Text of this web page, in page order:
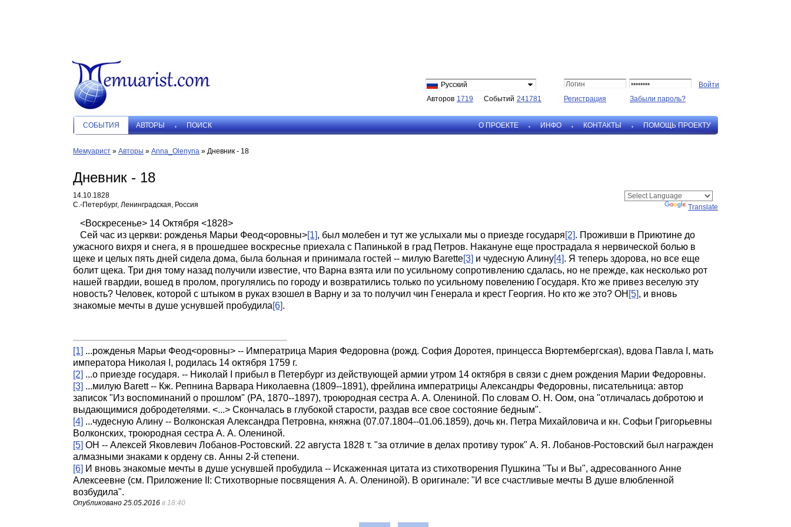
Русский
Авторов 1719 Событий 241781 Регистрация Забыли пароль?
СОБЫТИЯ АВТОРЫ ПОИСК О ПРОЕКТЕ ИНФО КОНТАКТЫ ПОМОЩЬ ПРОЕКТУ
Мемуарист » Авторы » Anna_Olenyna » Дневник - 18
Дневник - 18
14.10.1828
С.-Петербург, Ленинградская, Россия
Translate
<Воскресенье> 14 Октября <1828>
Сей час из церкви: рожденья Марьи Феод<оровны>[1], был молебен и тут же услыхали мы о приезде государя[2]. Проживши в Приютине до
ужасного вихря и снега, я в прошедшее воскреснье приехала с Папинькой в град Петров. Накануне еще прострадала я нервической болью в
щеке и целых пять дней сидела дома, была больная и принимала гостей -- милую Barette[3] и чудесную Алину[4]. Я теперь здорова, но все еще
болит щека. Три дня тому назад получили известие, что Варна взята или по усильному сопротивлению сдалась, но не прежде, как несколько рот
нашей гвардии, вошед в пролом, прогулялись по городу и возвратились только по усильному повелению Государя. Кто же привез веселую эту
новость? Человек, которой с штыком в руках взошел в Варну и за то получил чин Генерала и крест Георгия. Но кто же это? ОН [5], и вновь
знакомые мечты в душе уснувшей пробудила[6].
[1] ...рожденья Марьи Феод<оровны> -- Императрица Мария Федоровна (рожд. София Доротея, принцесса Вюртембергская), вдова Павла I, мать
императора Николая I, родилась 14 октября 1759 г.
[2] ...о приезде государя. -- Николай I прибыл в Петербург из действующей армии утром 14 октября в связи с днем рождения Марии Федоровны.
[3] ...милую Barett -- Кж. Репнина Варвара Николаевна (1809--1891), фрейлина императрицы Александры Федоровны, писательница: автор
записок "Из воспоминаний о прошлом" (РА, 1870--1897), троюродная сестра А. А. Олениной. По словам О. Н. Оом, она "отличалась добротою и
выдающимися добродетелями. <...> Скончалась в глубокой старости, раздав все свое состояние бедным".
[4] ...чудесную Алину -- Волконская Александра Петровна, княжна (07.07.1804--01.06.1859), дочь кн. Петра Михайловича и кн. Софьи Григорьевны
Волконских, троюродная сестра А. А. Олениной.
[5] ОН -- Алексей Яковлевич Лобанов-Ростовский. 22 августа 1828 т. "за отличие в делах противу турок" А. Я. Лобанов-Ростовский был награжден
алмазными знаками к ордену св. Анны 2-й степени.
[6] И вновь знакомые мечты в душе уснувшей пробудила -- Искаженная цитата из стихотворения Пушкина "Ты и Вы", адресованного Анне
Алексеевне (см. Приложение II: Стихотворные посвящения А. А. Олениной). В оригинале: "И все счастливые мечты В душе влюбленной
возбудила".
Опубликовано 25.05.2016 в 18:40